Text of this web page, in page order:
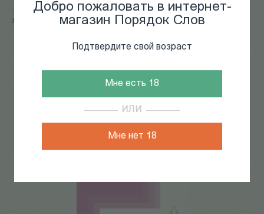
Добро пожаловать в интернет-
магазин Порядок Слов
Подтвердите свой возраст
Мне есть 18
ИЛИ
Мне нет 18
Главная / КАТАЛОГ КНИГ / философия
Легальность и
легитимность